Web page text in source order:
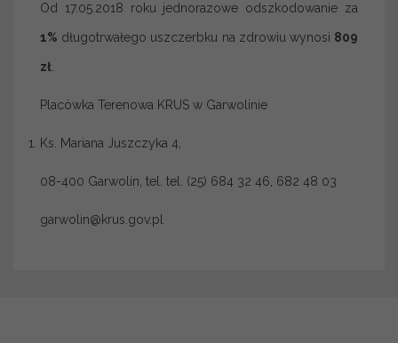
Od 17.05.2018 roku jednorazowe odszkodowanie za
1% długotrwałego uszczerbku na zdrowiu wynosi 809
zł
Placówka Terenowa KRUS w Garwolinie
Ks. Mariana Juszczyka 4,
08-400 Garwolin, tel. tel. (25) 684 32 46, 682 48 03
garwolin@krus.gov.pl